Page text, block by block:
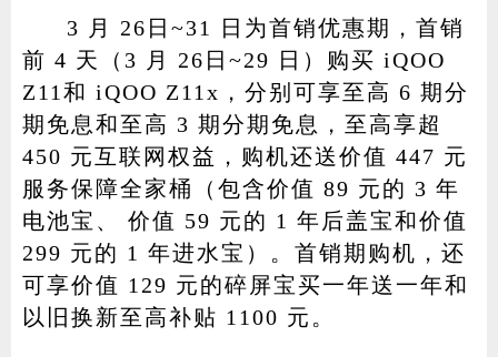
3 月 26日~31 日为首销优惠期，首销
前 4 天（3 月 26日~29 日）购买 iQOO
Z11和 iQOO Z11x，分别可享至高 6 期分
期免息和至高 3 期分期免息，至高享超
450 元互联网权益，购机还送价值 447 元
服务保障全家桶（包含价值 89 元的 3 年
电池宝、 价值 59 元的 1 年后盖宝和价值
299 元的 1 年进水宝）。首销期购机，还
可享价值 129 元的碎屏宝买一年送一年和
以旧换新至高补贴 1100 元。